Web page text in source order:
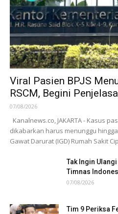
Viral Pasien BPJS
RSCM, Begini
07/08/2026
Kanalnews.co, JAKARTA - Kasus
dikabarkan harus menunggu
Gawat Darurat (IGD) Rumah Sakit
Tak Ingin
Timnas
07/08/2026
Tim 9 Periksa